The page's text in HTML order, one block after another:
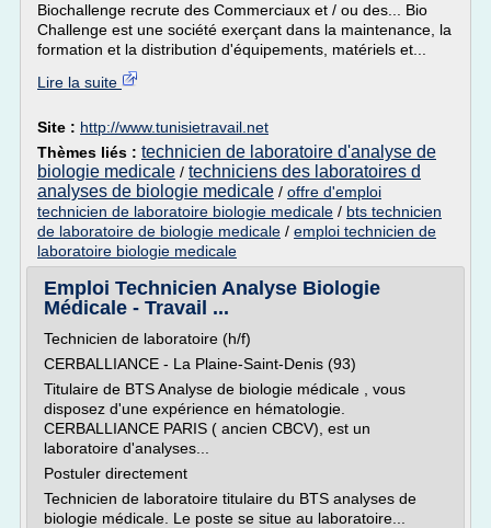
Biochallenge recrute des Commerciaux et / ou des... Bio
Challenge est une société exerçant dans la maintenance, la
formation et la distribution d'équipements, matériels et...
Lire la suite
Site : http://www.tunisietravail.net
Thèmes liés : technicien de laboratoire d'analyse de
biologie medicale / techniciens des laboratoires d
analyses de biologie medicale / offre d'emploi
technicien de laboratoire biologie medicale / bts technicien
de laboratoire de biologie medicale / emploi technicien de
laboratoire biologie medicale
Emploi Technicien Analyse Biologie
Médicale - Travail ...
Technicien de laboratoire (h/f)
CERBALLIANCE - La Plaine-Saint-Denis (93)
Titulaire de BTS Analyse de biologie médicale , vous
disposez d'une expérience en hématologie.
CERBALLIANCE PARIS ( ancien CBCV), est un
laboratoire d'analyses...
Postuler directement
Technicien de laboratoire titulaire du BTS analyses de
biologie médicale. Le poste se situe au laboratoire...